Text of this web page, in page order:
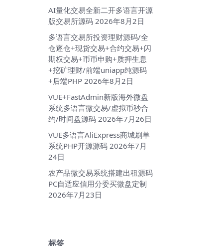
AI量化交易全新二开多语言开源
版交易所源码 2026年8月2日
多语言交易所投资理财源码/全
仓逐仓+现货交易+合约交易+闪
期权交易+币币申购+质押生息
+挖矿理财/前端uniapp纯源码
+后端PHP 2026年8月2日
VUE+FastAdmin新版海外微盘
系统多语言微交易/虚拟币秒合
约/时间盘源码 2026年7月26日
VUE多语言AliExpress商城刷单
系统PHP开源源码 2026年7月
24日
农产品微交易系统搭建出租源码
PC自适应信用分委买微盘定制
2026年7月23日
标签